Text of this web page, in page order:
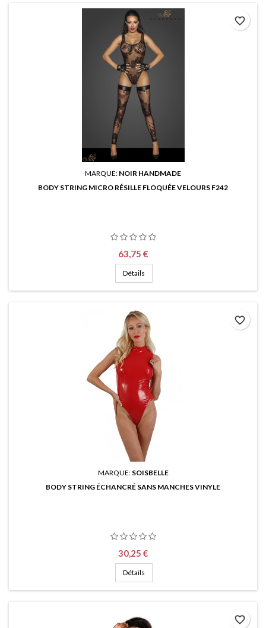
MARQUE: NOIR HANDMADE
BODY STRING MICRO RÉSILLE FLOQUÉE VELOURS F242
Prix
63,75 €
Détails
favorite_border
MARQUE: SOISBELLE
BODY STRING ÉCHANCRÉ SANS MANCHES VINYLE
Prix
30,25 €
Détails
favorite_border
favorite_border